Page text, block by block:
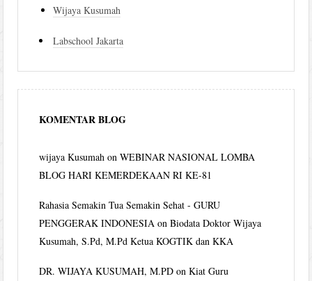
Wijaya Kusumah
Labschool Jakarta
KOMENTAR BLOG
wijaya Kusumah onWEBINAR NASIONAL LOMBA
BLOG HARI KEMERDEKAAN RI KE-81
Rahasia Semakin Tua Semakin Sehat - GURU
PENGGERAK INDONESIA onBiodata Doktor Wijaya
Kusumah, S.Pd, M.Pd Ketua KOGTIK dan KKA
DR. WIJAYA KUSUMAH, M.PD onKiat Guru